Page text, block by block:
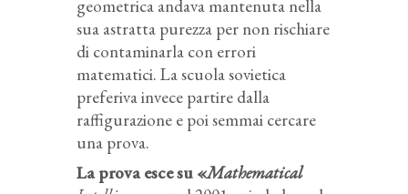
geometrica andava mantenuta nella
sua astratta purezza per non rischiare
di contaminarla con errori
matematici. La scuola sovietica
preferiva invece partire dalla
raffigurazione e poi semmai cercare
una prova.
La prova esce su «Mathematical